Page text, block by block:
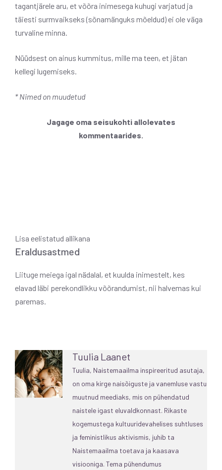
tagantjärele aru, et võõra inimesega kuhugi varjatud ja
täiesti surmvaikseks (sõnamänguks mõeldud) ei ole väga
turvaline minna.
Nüüdsest on ainus kummitus, mille ma teen, et jätan
kellegi lugemiseks.
* Nimed on muudetud
Jagage oma seisukohti allolevates
kommentaarides.
Lisa eelistatud allikana
Eraldusastmed
Liituge meiega igal nädalal, et kuulda inimestelt, kes
elavad läbi perekondlikku võõrandumist, nii halvemas kui
paremas.
Tuulia Laanet
Tuulia, Naistemaailma inspireeritud asutaja,
on oma kirge naisõiguste ja vanemluse vastu
muutnud meediaks, mis on pühendatud
naistele igast eluvaldkonnast. Rikaste
kogemustega kultuuridevahelises suhtluses
ja feministlikus aktivismis, juhib ta
Naistemaailma toetava ja kaasava
visiooniga. Tema pühendumus